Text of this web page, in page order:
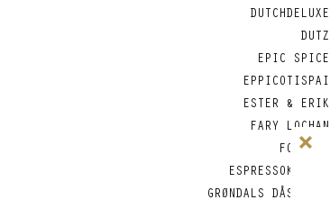
DUTCHDELUXE
DUTZ
EPIC SPICE
EPPICOTISPAI
ESTER & ERIK
FARY LOCHAN
FOREVER
ESPRESSOKANDER
GRØNDALS DÅSEFISK